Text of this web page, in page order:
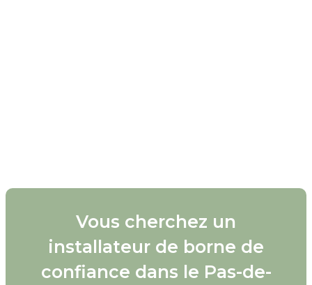
Vous cherchez un
installateur de borne de
confiance dans le Pas-de-